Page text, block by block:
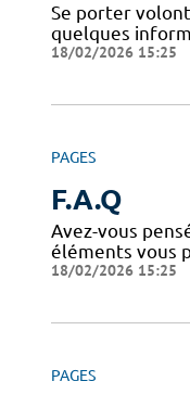
Se porter
quelques
18/02/2026 15:25
PAGES
F.A.Q
Avez-vous
éléments vous
18/02/2026 15:25
PAGES